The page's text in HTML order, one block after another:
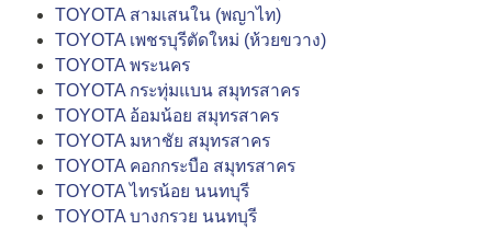
TOYOTA สามเสนใน (พญาไท)
TOYOTA เพชรบุรีตัดใหม่ (ห้วยขวาง)
TOYOTA พระนคร
TOYOTA กระทุ่มแบน สมุทรสาคร
TOYOTA อ้อมน้อย สมุทรสาคร
TOYOTA มหาชัย สมุทรสาคร
TOYOTA คอกกระบือ สมุทรสาคร
TOYOTA ไทรน้อย นนทบุรี
TOYOTA บางกรวย นนทบุรี